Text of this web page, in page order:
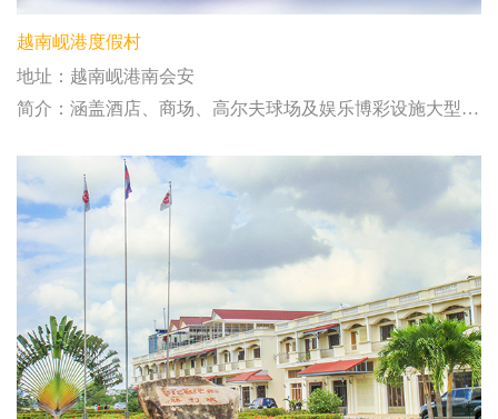
越南岘港度假村
地址：越南岘港南会安
简介：涵盖酒店、商场、高尔夫球场及娱乐博彩设施大型度假村项目